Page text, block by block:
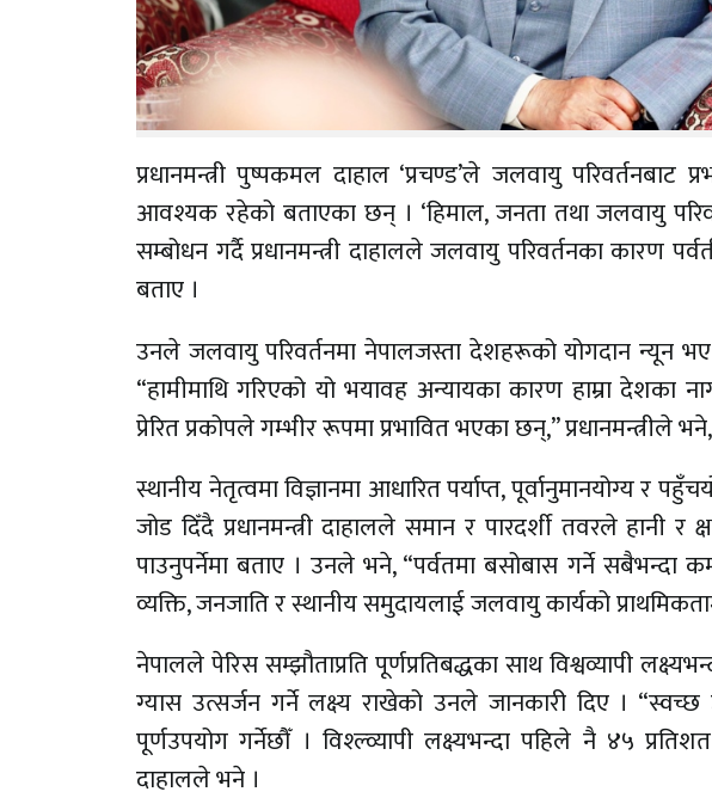
प्रधानमन्त्री पुष्पकमल दाहाल ‘प्रचण्ड’ले जलवायु
आवश्यक रहेको बताएका छन् । ‘हिमाल, जनता तथा जलवायु
सम्बोधन गर्दै प्रधानमन्त्री दाहालले जलवायु परिवर्तनका कारण
बताए ।
उनले जलवायु परिवर्तनमा नेपालजस्ता देशहरूको योगदान न्यून
“हामीमाथि गरिएको यो भयावह अन्यायका कारण हाम्रा देशका
प्रेरित प्रकोपले गम्भीर रूपमा प्रभावित भएका छन्,” प्रधानमन्त्रीले
स्थानीय नेतृत्वमा विज्ञानमा आधारित पर्याप्त, पूर्वानुमानयोग्य र
जोड दिँदै प्रधानमन्त्री दाहालले समान र पारदर्शी तवरले हानी र
पाउनुपर्नेमा बताए । उनले भने, “पर्वतमा बसोबास गर्ने सबैभन्दा
व्यक्ति, जनजाति र स्थानीय समुदायलाई जलवायु कार्यको
नेपालले पेरिस सम्झौताप्रति पूर्णप्रतिबद्धका साथ विश्वव्यापी
ग्यास उत्सर्जन गर्ने लक्ष्य राखेको उनले जानकारी दिए । “स्वच्छ
पूर्णउपयोग गर्नेछौँ । विश्ल्व्यापी लक्ष्यभन्दा पहिले नै ४५ प्रतिशत
दाहालले भने ।